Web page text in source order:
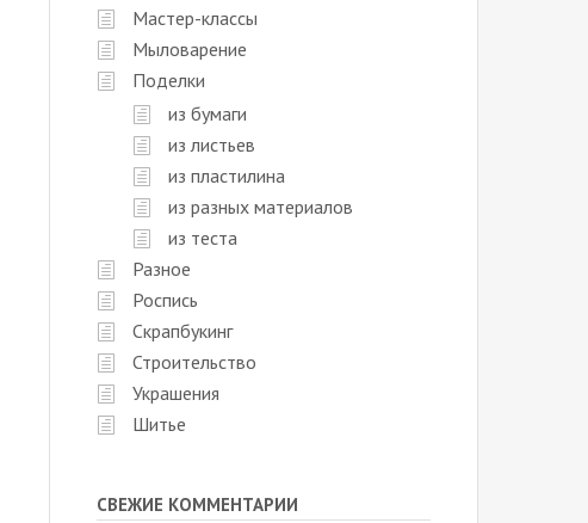
Мастер-классы
Мыловарение
Поделки
из бумаги
из листьев
из пластилина
из разных материалов
из теста
Разное
Роспись
Скрапбукинг
Строительство
Украшения
Шитье
СВЕЖИЕ КОММЕНТАРИИ